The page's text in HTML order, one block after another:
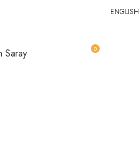
ENGLISH
0